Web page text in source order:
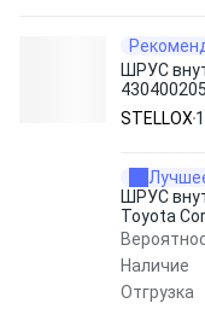
ШРУС
01-04 160
STELLOX
ШРУС
Toyota
Наличие
Отгрузка